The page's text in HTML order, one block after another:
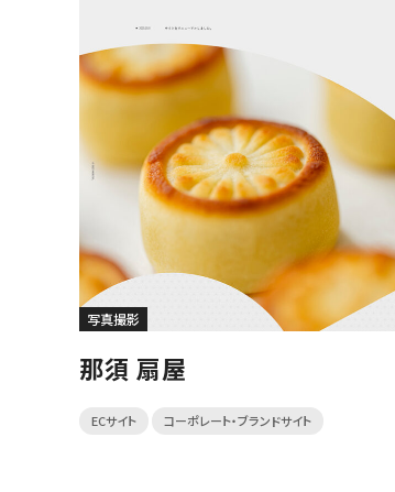
写真撮影
那須 扇屋
ECサイト コーポレート・ブランドサイト